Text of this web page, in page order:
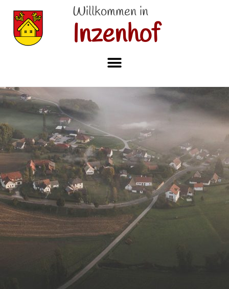
Willkommen in
Inzenhof